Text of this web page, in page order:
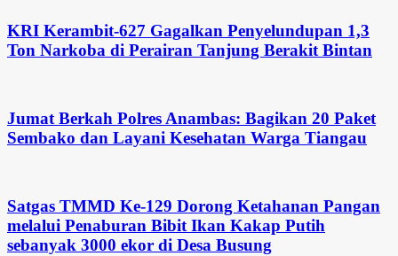
KRI Kerambit-627 Gagalkan Penyelundupan 1,3
Ton Narkoba di Perairan Tanjung Berakit Bintan
Jumat Berkah Polres Anambas: Bagikan 20 Paket
Sembako dan Layani Kesehatan Warga Tiangau
Satgas TMMD Ke-129 Dorong Ketahanan Pangan
melalui Penaburan Bibit Ikan Kakap Putih
sebanyak 3000 ekor di Desa Busung